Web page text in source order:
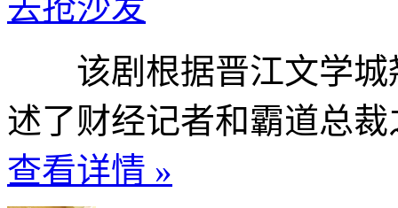
该剧根据晋江文学城
述了财经记者和霸道总
查看详情 »